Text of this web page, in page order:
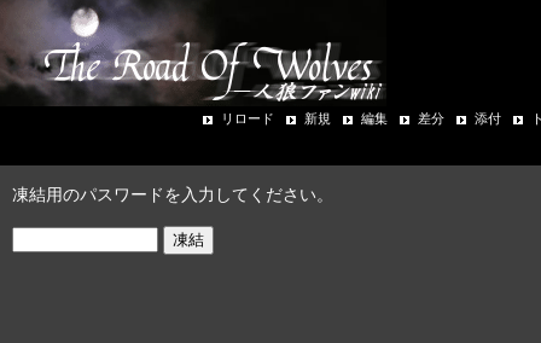
リロード 新規 編集 差分 添付
凍結用のパスワードを入力してください。